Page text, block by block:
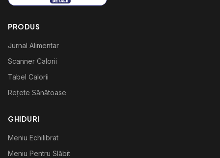
PRODUS
Jurnal Alimentar
Scanner Calorii
Tabel Calorii
Rețete Sănătoase
GHIDURI
Meniu Echilibrat
Meniu Pentru Slăbit